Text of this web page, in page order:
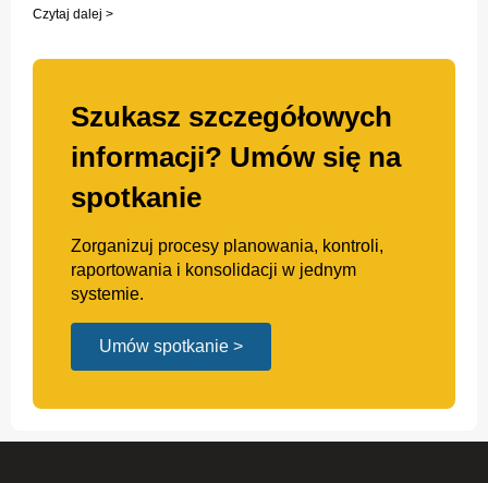
Czytaj dalej >
Szukasz szczegółowych
informacji? Umów się na
spotkanie
Zorganizuj procesy planowania, kontroli,
raportowania i konsolidacji w jednym
systemie.
Umów spotkanie >